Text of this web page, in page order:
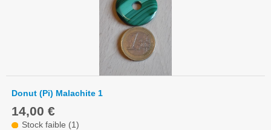
Donut (Pi) Malachite 1
14,00 €
Stock faible (1)